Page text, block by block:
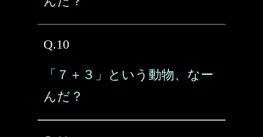
Q.10
「７＋３」という動物、なー
んだ？